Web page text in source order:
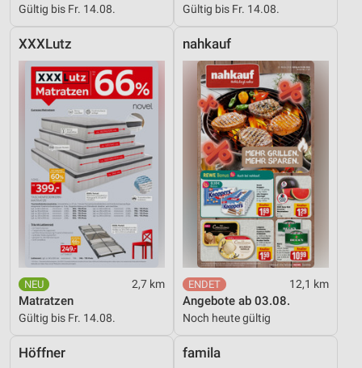
Gültig bis Fr. 14.08. Gültig bis Fr. 14.08.
XXXLutz
2,7 km
Matratzen
Gültig bis Fr. 14.08.
nahkauf
12,1 km
Angebote ab 03.08.
Noch heute gültig
Höffner famila